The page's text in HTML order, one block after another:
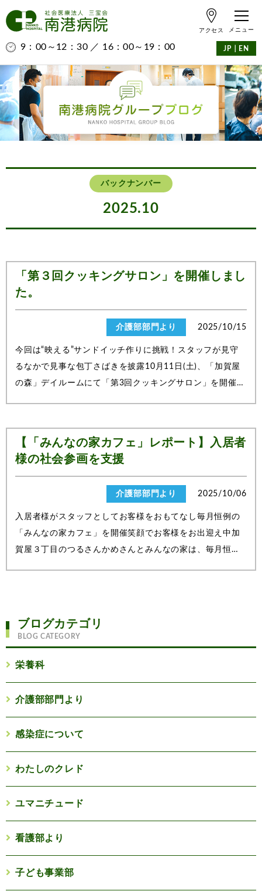
9：00～12：30 ／ 16：00～19：00
アクセス
JP EN
バックナンバー
2025.10
「第３回クッキングサロン」を開催しまし
た。
介護部部門より 2025/10/15
今回は“映える”サンドイッチ作りに挑戦！スタッフが見守
るなかで見事な包丁さばきを披露10月11日(土)、「加賀屋
の森」デイルームにて「第3回クッキングサロン」を開催。
【「みんなの家カフェ」レポート】入居者
様の社会参画を支援
介護部部門より 2025/10/06
入居者様がスタッフとしてお客様をおもてなし毎月恒例の
「みんなの家カフェ」を開催笑顔でお客様をお出迎え中加
賀屋３丁目のつるさんかめさんとみんなの家は、毎月恒例
ブログカテゴリ
BLOG CATEGORY
栄養科
介護部部門より
感染症について
わたしのクレド
ユマニチュード
看護部より
子ども事業部